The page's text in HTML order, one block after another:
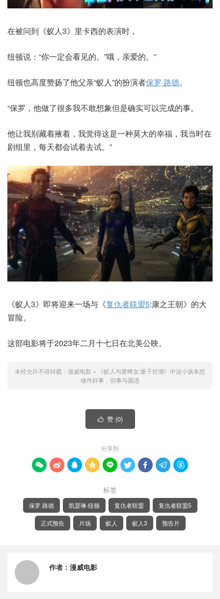
在被问到《蚁人3》里卡西的表演时，
纽顿说：“你一定会看见的。”哦，亲爱的。”
纽顿也高度赞扬了他父亲“蚁人”的扮演者保罗·路德。
“保罗，他做了很多我不敢想象但是确实可以完成的事。
他让我别藏着掖着，我觉得这是一种莫大的幸福，我当时在
剧组里，每天都会试着去试。”
《蚁人3》即将迎来一场与《复仇者联盟5:康之王朝》的大
冒险。
这部电影将于2023年二月十七日在北美公映。
未经允许不得转载： 漫威电影 »
《蚁人与黄蜂女:量子狂潮》中这小孩本想
做件好事，但事与愿违
 赞 (0)
分享到
        
标签
保罗·路德 凯瑟琳·纽顿 复仇者联盟 复仇者联盟5
正式预告 片场 蚁人 蚁人3 预告片
作者： 漫威电影